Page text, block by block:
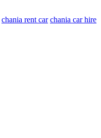
chania rent car chania car hire